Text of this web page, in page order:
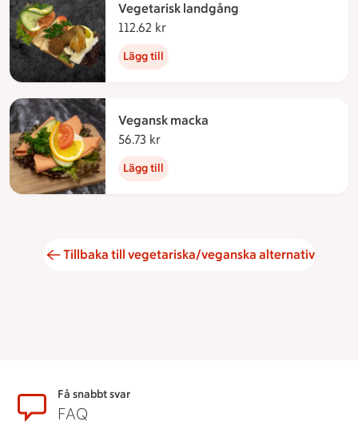
Vegetarisk landgång
112.62 kr
Lägg till
Vegansk macka
56.73 kr
Lägg till
Tillbaka till vegetariska/veganska alternativ
SidfotFå snabbt svar
FAQ